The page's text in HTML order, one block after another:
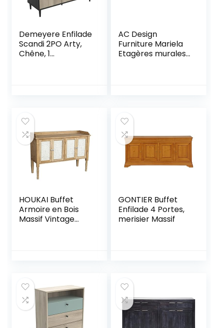
Demeyere Enfilade
Scandi 2PO Arty,
Chêne, 1
AC Design
Furniture Mariela
Etagères murales,
HOUKAI Buffet
Armoire en Bois
Massif Vintage
: A, Size : 128cm)
GONTIER Buffet
Enfilade 4 Portes,
merisier Massif